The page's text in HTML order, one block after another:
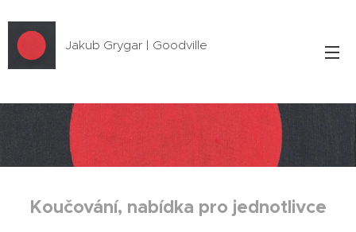
Jakub Grygar | Goodville
Koučování, nabídka pro jednotlivce